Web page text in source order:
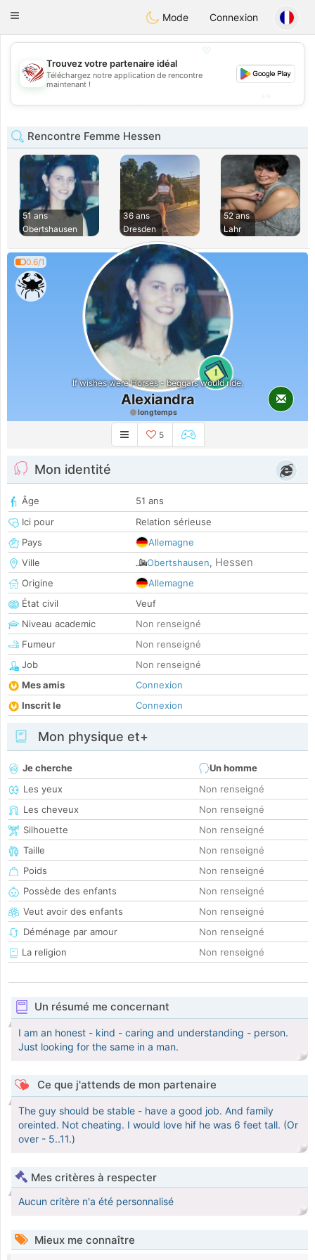
StatesDating
Toggle
Mode Connexion
💖
💕
Trouvez votre partenaire idéal
Téléchargez notre application de rencontre
maintenant !
Rencontre Femme Hessen
51 ans
Obertshausen
36 ans
Dresden
52 ans
Lahr
0.6/1
1
If wishes were Horses - beggars would ride.
Alexiandra
longtemps
5
Mon identité
Âge
51 ans
Ici pour
Relation sérieuse
Pays
Allemagne
Ville
Obertshausen, Hessen
Origine
Allemagne
État civil
Veuf
Niveau academic
Non renseigné
Fumeur
Non renseigné
Job
Non renseigné
Mes amis
Connexion
Inscrit le
Connexion
Mon physique et+
Je cherche
Un homme
Les yeux
Non renseigné
Les cheveux
Non renseigné
Silhouette
Non renseigné
Taille
Non renseigné
Poids
Non renseigné
Possède des enfants
Non renseigné
Veut avoir des enfants
Non renseigné
Déménage par amour
Non renseigné
La religion
Non renseigné
Un résumé me concernant
I am an honest - kind - caring and understanding - person.
Just looking for the same in a man.
Ce que j'attends de mon partenaire
The guy should be stable - have a good job. And family
oreinted. Not cheating. I would love hif he was 6 feet tall. (Or
over - 5..11.)
Mes critères à respecter
Aucun critère n'a été personnalisé
Mieux me connaître